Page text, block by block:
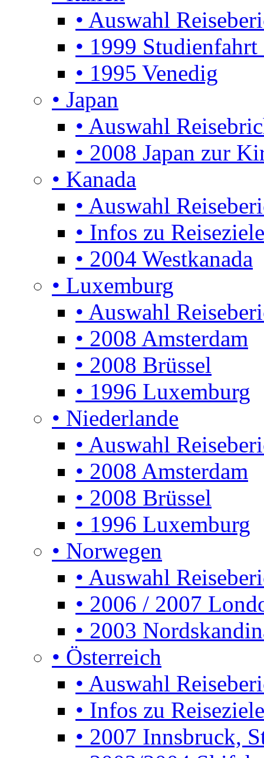
• Auswahl
• 1999
• 1995 Venedig
• Japan
• Auswahl
• 2008 Japan zur
• Kanada
• Auswahl
• Infos zu
• 2004 Westkanada
• Luxemburg
• Auswahl
• 2008 Amsterdam
• 2008 Brüssel
• 1996 Luxemburg
• Niederlande
• Auswahl
• 2008 Amsterdam
• 2008 Brüssel
• 1996 Luxemburg
• Norwegen
• Auswahl
• 2006 / 2007
• 2003
• Österreich
• Auswahl
• Infos zu
• 2007 Innsbruck,